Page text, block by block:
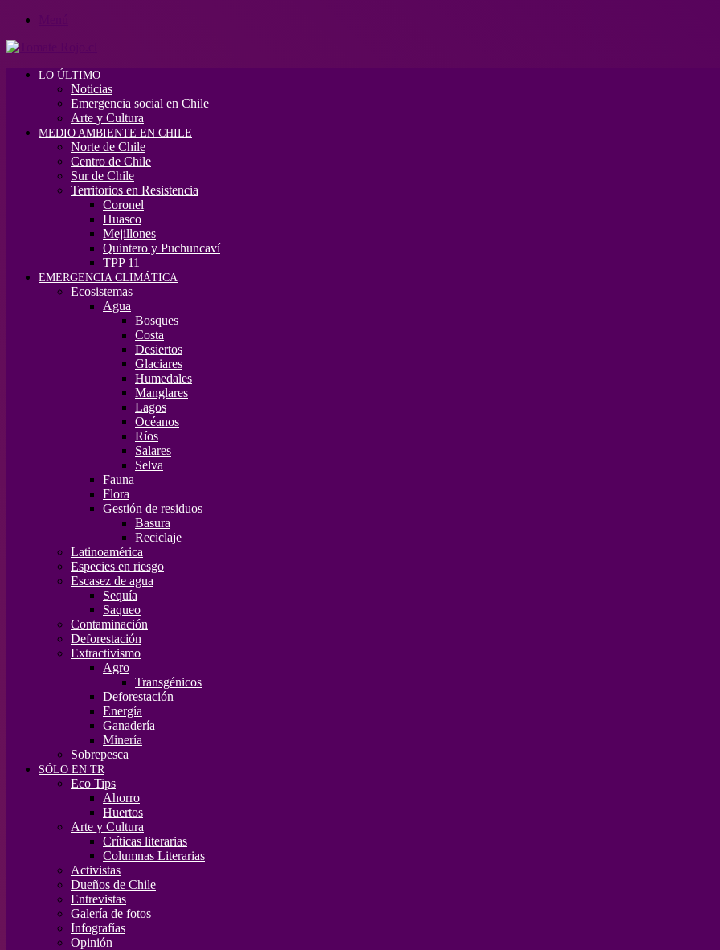
LO ÚLTIMO
Noticias
Emergencia social en Chile
Arte y Cultura
MEDIO AMBIENTE EN CHILE
Norte de Chile
Centro de Chile
Sur de Chile
Territorios en Resistencia
Coronel
Huasco
Mejillones
Quintero y Puchuncaví
TPP 11
EMERGENCIA CLIMÁTICA
Ecosistemas
Agua
Bosques
Costa
Desiertos
Glaciares
Humedales
Manglares
Lagos
Océanos
Ríos
Salares
Selva
Fauna
Flora
Gestión de residuos
Basura
Reciclaje
Latinoamérica
Especies en riesgo
Escasez de agua
Sequía
Saqueo
Contaminación
Deforestación
Extractivismo
Agro
Transgénicos
Deforestación
Energía
Ganadería
Minería
Sobrepesca
SÓLO EN TR
Eco Tips
Ahorro
Huertos
Arte y Cultura
Críticas literarias
Columnas Literarias
Activistas
Dueños de Chile
Entrevistas
Galería de fotos
Infografías
Opinión